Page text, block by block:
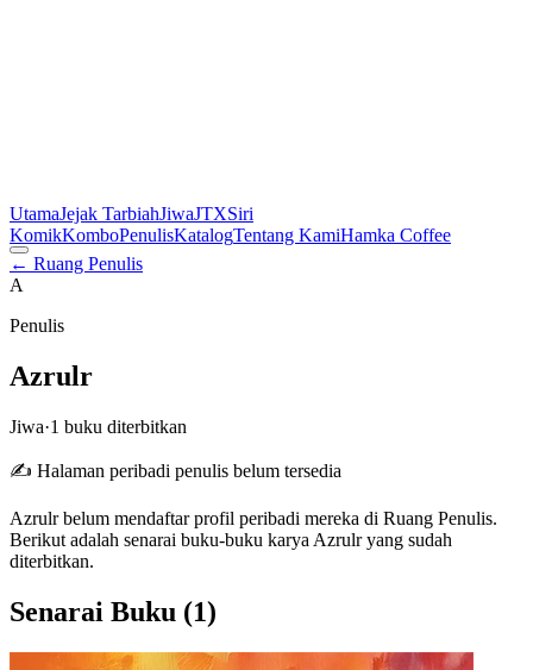
UtamaJejak TarbiahJiwaJTXSiri
KomikKomboPenulisKatalogTentang KamiHamka Coffee
← Ruang Penulis
A
Penulis
Azrulr
Jiwa·1 buku diterbitkan
✍️ Halaman peribadi penulis belum tersedia
Azrulr belum mendaftar profil peribadi mereka di Ruang Penulis.
Berikut adalah senarai buku-buku karya Azrulr yang sudah
diterbitkan.
Senarai Buku (1)